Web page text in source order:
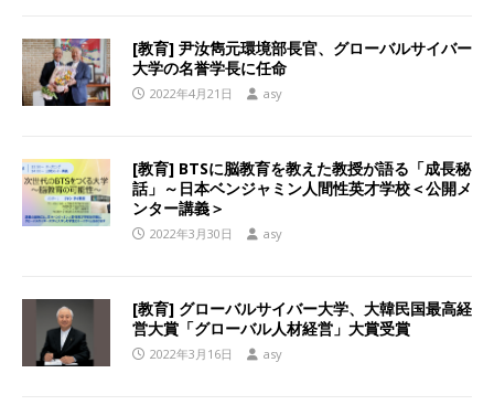
[教育] 尹汝雋元環境部長官、グローバルサイバー
大学の名誉学長に任命
2022年4月21日 asy
[教育] BTSに脳教育を教えた教授が語る「成長秘
話」～日本ベンジャミン人間性英才学校＜公開メ
ンター講義＞
2022年3月30日 asy
[教育] グローバルサイバー大学、大韓民国最高経
営大賞「グローバル人材経営」大賞受賞
2022年3月16日 asy